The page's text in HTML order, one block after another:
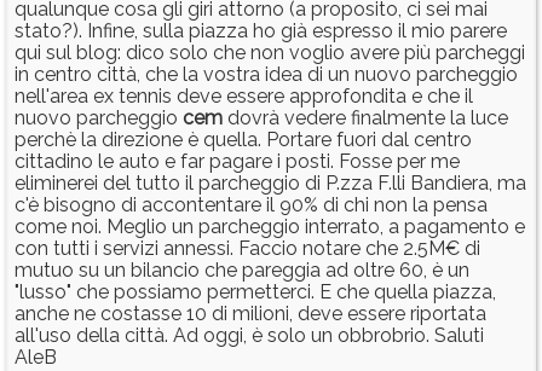
qualunque cosa gli giri attorno (a proposito, ci sei mai
stato?). Infine, sulla piazza ho già espresso il mio parere
qui sul blog: dico solo che non voglio avere più parcheggi
in centro città, che la vostra idea di un nuovo parcheggio
nell'area ex tennis deve essere approfondita e che il
nuovo parcheggio cem dovrà vedere finalmente la luce
perchè la direzione è quella. Portare fuori dal centro
cittadino le auto e far pagare i posti. Fosse per me
eliminerei del tutto il parcheggio di P.zza F.lli Bandiera, ma
c'è bisogno di accontentare il 90% di chi non la pensa
come noi. Meglio un parcheggio interrato, a pagamento e
con tutti i servizi annessi. Faccio notare che 2.5M€ di
mutuo su un bilancio che pareggia ad oltre 60, è un
"lusso" che possiamo permetterci. E che quella piazza,
anche ne costasse 10 di milioni, deve essere riportata
all'uso della città. Ad oggi, è solo un obbrobrio. Saluti
AleB